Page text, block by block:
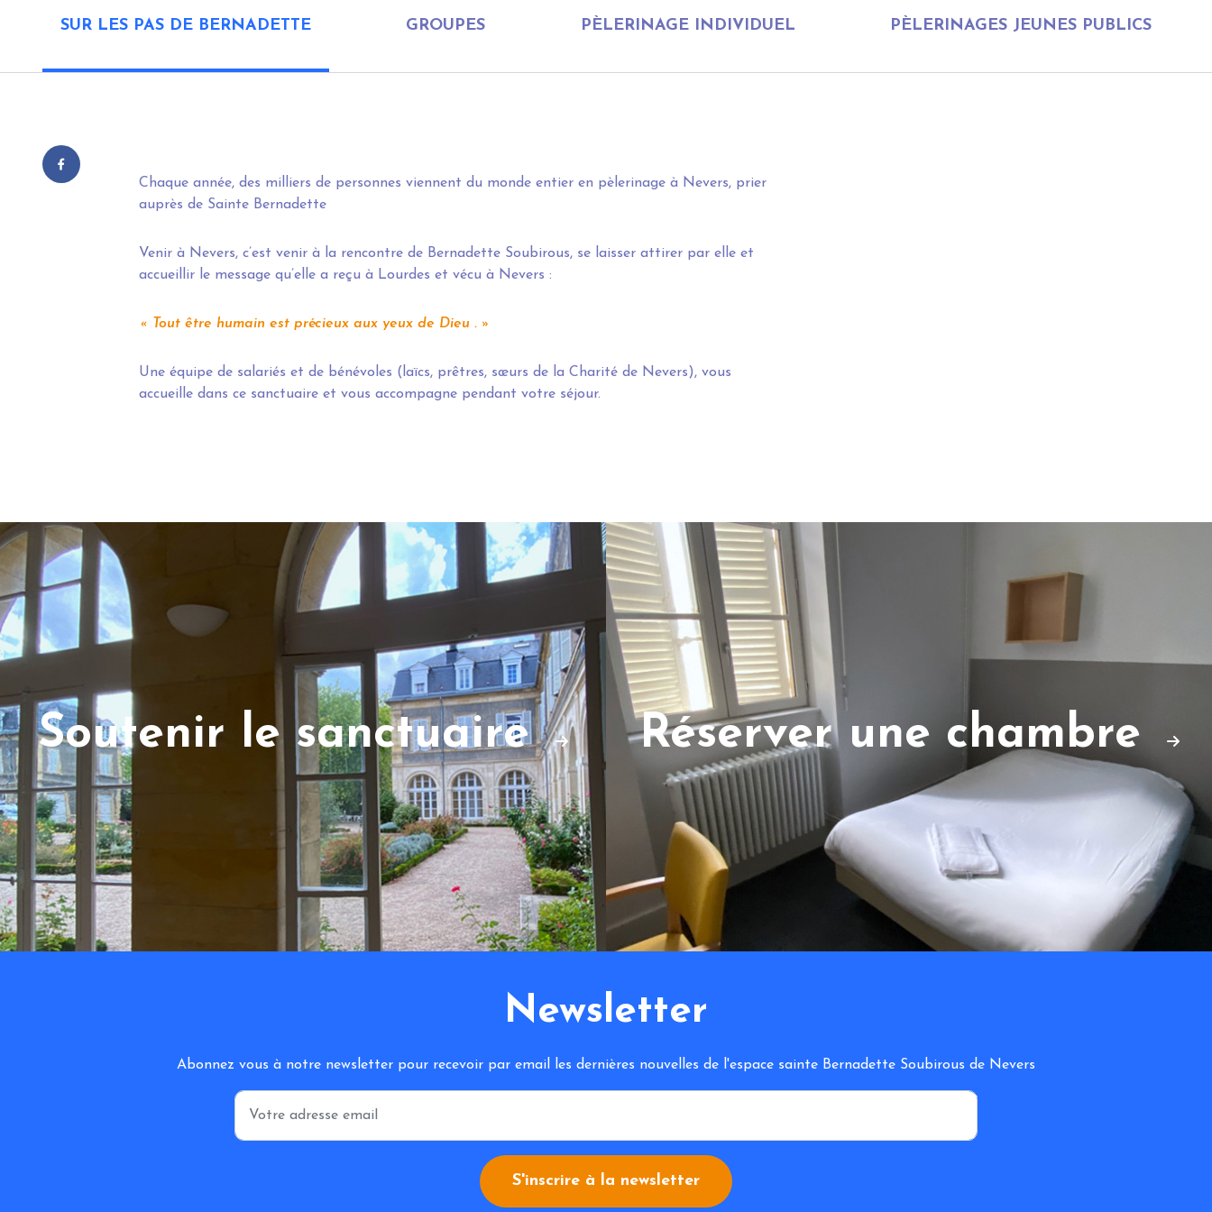
SUR LES PAS DE BERNADETTE GROUPES PÈLERINAGE INDIVIDUEL PÈLERINAGES JEUNES PUBLICS
Chaque année, des milliers de personnes viennent du monde entier en pèlerinage à Nevers, prier
auprès de Sainte Bernadette
Venir à Nevers, c’est venir à la rencontre de Bernadette Soubirous, se laisser attirer par elle et
accueillir le message qu’elle a reçu à Lourdes et vécu à Nevers :
Tout être humain est précieux aux yeux de Dieu .
Une équipe de salariés et de bénévoles (laïcs, prêtres, sœurs de la Charité de Nevers), vous
accueille dans ce sanctuaire et vous accompagne pendant votre séjour.
Soutenir le sanctuaire Réserver une chambre
Newsletter
Abonnez vous à notre newsletter pour recevoir par email les dernières nouvelles de l'espace sainte Bernadette Soubirous de Nevers
*
S'inscrire à la newsletter